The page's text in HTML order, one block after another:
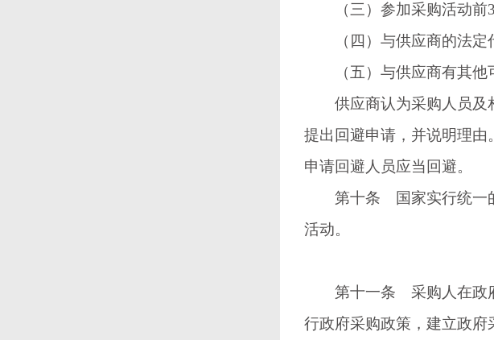
（三）参加采购活动前
（四）与供应商的法定代
（五）与供应商有其他可
供应商认为采购人员及相
提出回避申请，并说明理
申请回避人员应当回避。
第十条 国家实行统一的
活动。
第十一条 采购人在政府
行政府采购政策，建立政府